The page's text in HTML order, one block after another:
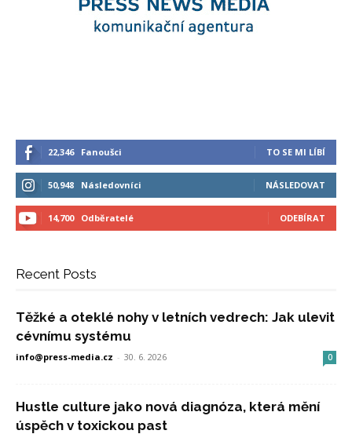
22,346 Fanoušci TO SE MI LÍBÍ
50,948 Následovníci NÁSLEDOVAT
14,700 Odběratelé ODEBÍRAT
Recent Posts
Těžké a oteklé nohy v letních vedrech: Jak ulevit
cévnímu systému
info@press-media.cz - 30. 6. 2026 0
Hustle culture jako nová diagnóza, která mění
úspěch v toxickou past